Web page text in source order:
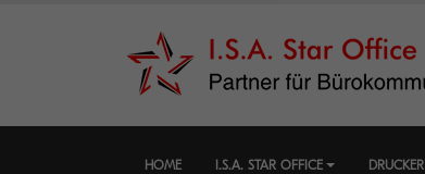
HOME I.S.A. STAR OFFICE DRUCKER